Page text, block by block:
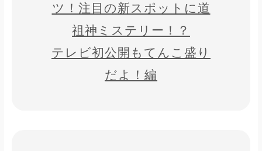
ツ！注目の新スポットに道
祖神ミステリー！？
テレビ初公開もてんこ盛り
だよ！編